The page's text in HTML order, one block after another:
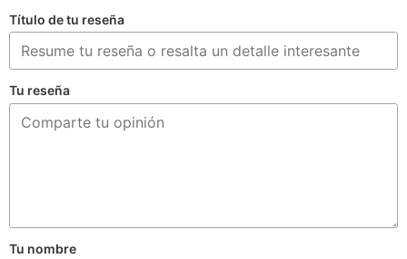
Título de tu reseña
Tu reseña
Tu nombre